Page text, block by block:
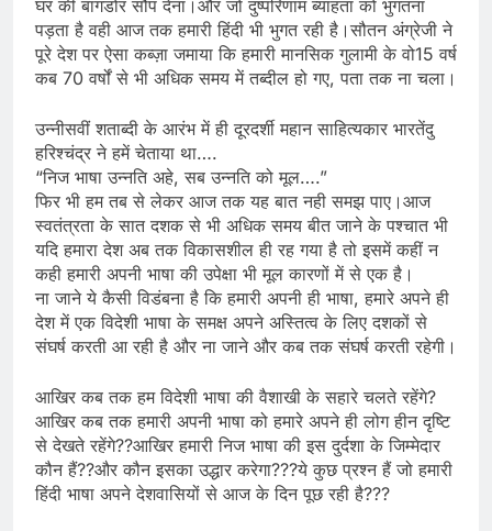
घर की बागडोर सौंप देना।और जो दुष्परिणाम ब्याहता को भुगतना
पड़ता है वही आज तक हमारी हिंदी भी भुगत रही है।सौतन अंग्रेजी ने
पूरे देश पर ऐसा कब्ज़ा जमाया कि हमारी मानसिक गुलामी के वो15 वर्ष
कब 70 वर्षों से भी अधिक समय में तब्दील हो गए, पता तक ना चला।
उन्नीसवीं शताब्दी के आरंभ में ही दूरदर्शी महान साहित्यकार भारतेंदु
हरिश्चंद्र ने हमें चेताया था….
“निज भाषा उन्नति अहे, सब उन्नति को मूल….”
फिर भी हम तब से लेकर आज तक यह बात नही समझ पाए।आज
स्वतंत्रता के सात दशक से भी अधिक समय बीत जाने के पश्चात भी
यदि हमारा देश अब तक विकासशील ही रह गया है तो इसमें कहीं न
कही हमारी अपनी भाषा की उपेक्षा भी मूल कारणों में से एक है।
ना जाने ये कैसी विडंबना है कि हमारी अपनी ही भाषा, हमारे अपने ही
देश में एक विदेशी भाषा के समक्ष अपने अस्तित्व के लिए दशकों से
संघर्ष करती आ रही है और ना जाने और कब तक संघर्ष करती रहेगी।
आखिर कब तक हम विदेशी भाषा की वैशाखी के सहारे चलते रहेंगे?
आखिर कब तक हमारी अपनी भाषा को हमारे अपने ही लोग हीन दृष्टि
से देखते रहेंगे??आखिर हमारी निज भाषा की इस दुर्दशा के जिम्मेदार
कौन हैं??और कौन इसका उद्धार करेगा???ये कुछ प्रश्न हैं जो हमारी
हिंदी भाषा अपने देशवासियों से आज के दिन पूछ रही है???